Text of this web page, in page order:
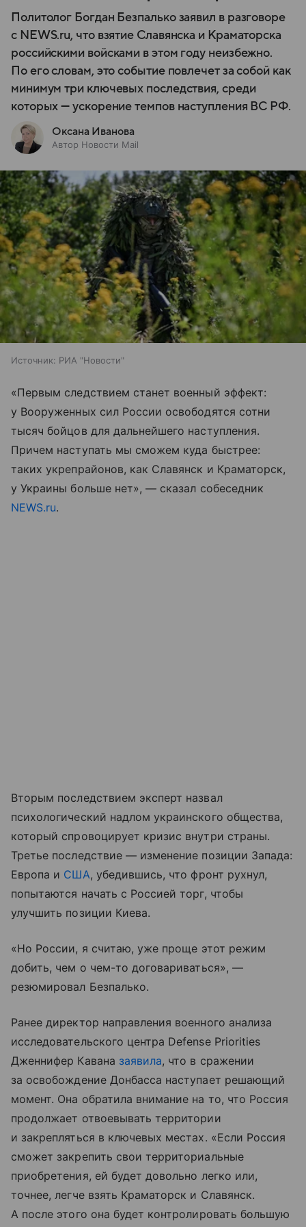
Политолог Богдан Безпалько заявил в разговоре
с NEWS.ru, что взятие Славянска и Краматорска
российскими войсками в этом году неизбежно.
По его словам, это событие повлечет за собой как
минимум три ключевых последствия, среди
которых — ускорение темпов наступления ВС РФ.
Оксана Иванова
Автор Новости Mail
Источник: РИА "Новости"
«Первым следствием станет военный эффект:
у Вооруженных сил России освободятся сотни
тысяч бойцов для дальнейшего наступления.
Причем наступать мы сможем куда быстрее:
таких укрепрайонов, как Славянск и Краматорск,
у Украины больше нет», — сказал собеседник
NEWS.ru.
Вторым последствием эксперт назвал
психологический надлом украинского общества,
который спровоцирует кризис внутри страны.
Третье последствие — изменение позиции Запада:
Европа и США, убедившись, что фронт рухнул,
попытаются начать с Россией торг, чтобы
улучшить позиции Киева.
«Но России, я считаю, уже проще этот режим
добить, чем о чем-то договариваться», —
резюмировал Безпалько.
Ранее директор направления военного анализа
исследовательского центра Defense Priorities
Дженнифер Кавана заявила, что в сражении
за освобождение Донбасса наступает решающий
момент. Она обратила внимание на то, что Россия
продолжает отвоевывать территории
и закрепляться в ключевых местах. «Если Россия
сможет закрепить свои территориальные
приобретения, ей будет довольно легко или,
точнее, легче взять Краматорск и Славянск.
А после этого она будет контролировать большую